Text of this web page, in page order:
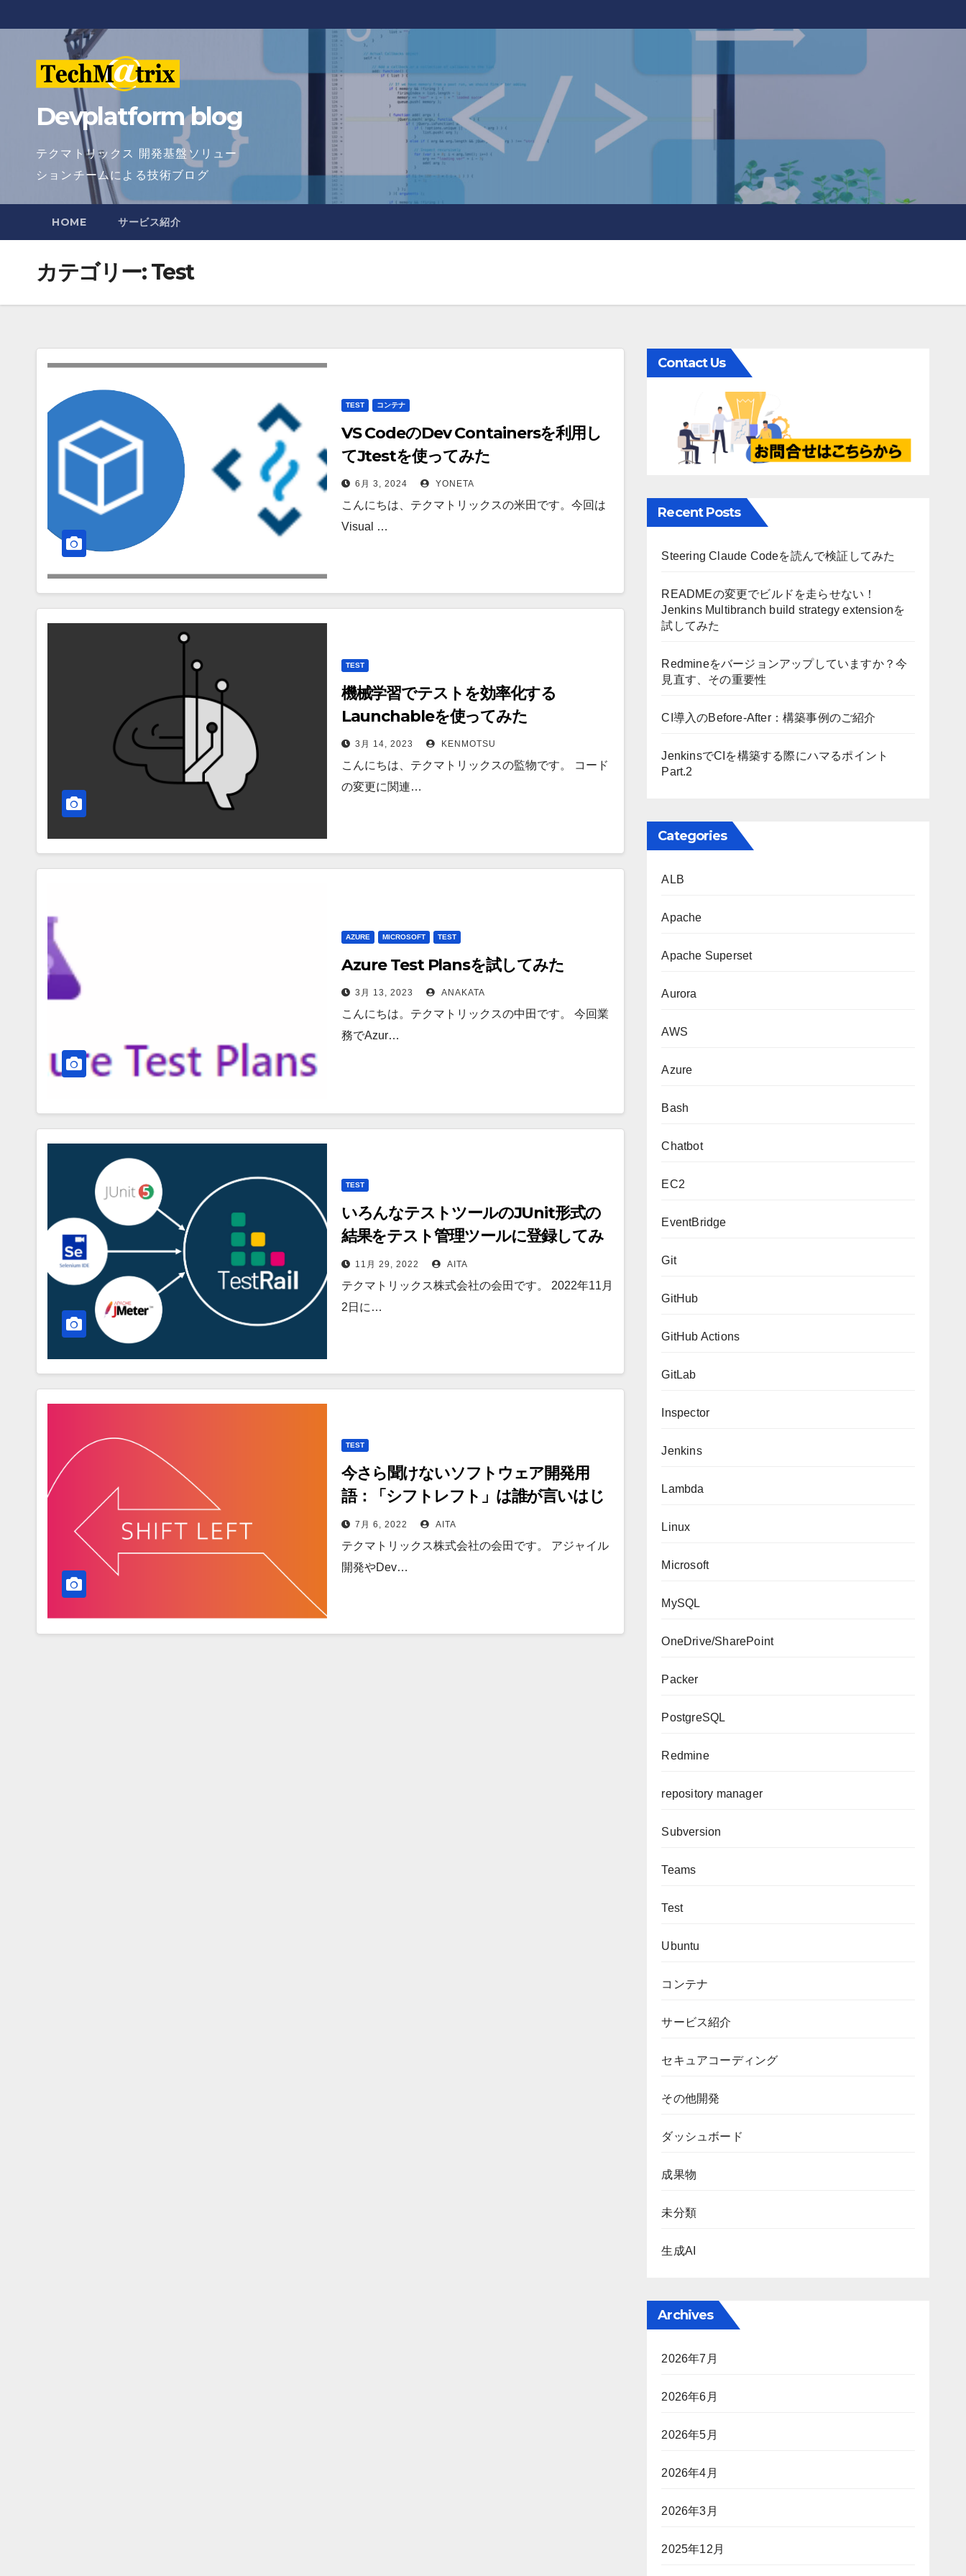
to
Devplatform blog
テクマトリックス 開発基盤ソリュー
ションチームによる技術ブログ
HOME サービス紹介
カテゴリー:Test
TEST コンテナ
VS CodeのDev Containersを利用し
てJtestを使ってみた
6月 3, 2024 YONETA
こんにちは、テクマトリックスの米田です。今回は
Visual …
TEST
機械学習でテストを効率化する
Launchableを使ってみた
3月 14, 2023 KENMOTSU
こんにちは、テクマトリックスの監物です。 コード
の変更に関連…
AZURE MICROSOFT TEST
Azure Test Plansを試してみた
3月 13, 2023 ANAKATA
こんにちは。テクマトリックスの中田です。 今回業
務でAzur…
TEST
いろんなテストツールのJUnit形式の
結果をテスト管理ツールに登録してみ
た11月 29, 2022 AITA
テクマトリックス株式会社の会田です。 2022年11月
2日に…
TEST
今さら聞けないソフトウェア開発用
語：「シフトレフト」は誰が言いはじ
めた？
7月 6, 2022 AITA
テクマトリックス株式会社の会田です。 アジャイル
開発やDev…
Contact Us
Recent Posts
Steering Claude Codeを読んで検証してみた
READMEの変更でビルドを走らせない！
Jenkins Multibranch build strategy extensionを
試してみた
Redmineをバージョンアップしていますか？今
見直す、その重要性
CI導入のBefore-After：構築事例のご紹介
JenkinsでCIを構築する際にハマるポイント
Part.2
Categories
ALB
Apache
Apache Superset
Aurora
AWS
Azure
Bash
Chatbot
EC2
EventBridge
Git
GitHub
GitHub Actions
GitLab
Inspector
Jenkins
Lambda
Linux
Microsoft
MySQL
OneDrive/SharePoint
Packer
PostgreSQL
Redmine
repository manager
Subversion
Teams
Test
Ubuntu
コンテナ
サービス紹介
セキュアコーディング
その他開発
ダッシュボード
成果物
未分類
生成AI
Archives
2026年7月
2026年6月
2026年5月
2026年4月
2026年3月
2025年12月